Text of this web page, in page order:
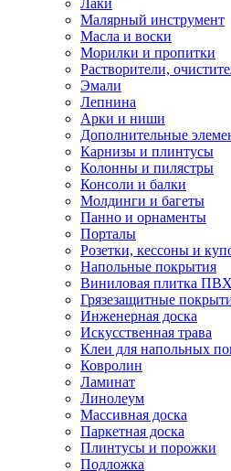
Малярный инструмент
Масла и воски
Морилки и пропитки
Растворители,
Эмали
Лепнина
Арки и ниши
Дополнительные
Карнизы и плинтусы
Колонны и пилястры
Консоли и балки
Молдинги и багеты
Панно и орнаменты
Порталы
Розетки, кессоны и
Напольные покрытия
Виниловая плитка ПВХ
Грязезащитные
Инженерная доска
Искусственная трава
Клеи для напольных
Ковролин
Ламинат
Линолеум
Массивная доска
Паркетная доска
Плинтусы и порожки
Подложка